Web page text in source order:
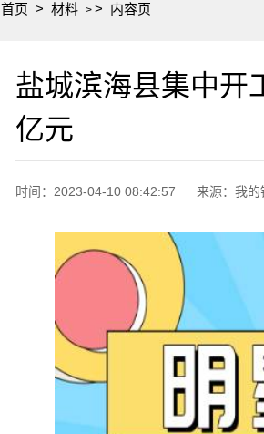
首页 > 材料 > > 内容页
盐城滨海县集中开
亿元
时间：2023-04-10 08:42:57 来源：我的